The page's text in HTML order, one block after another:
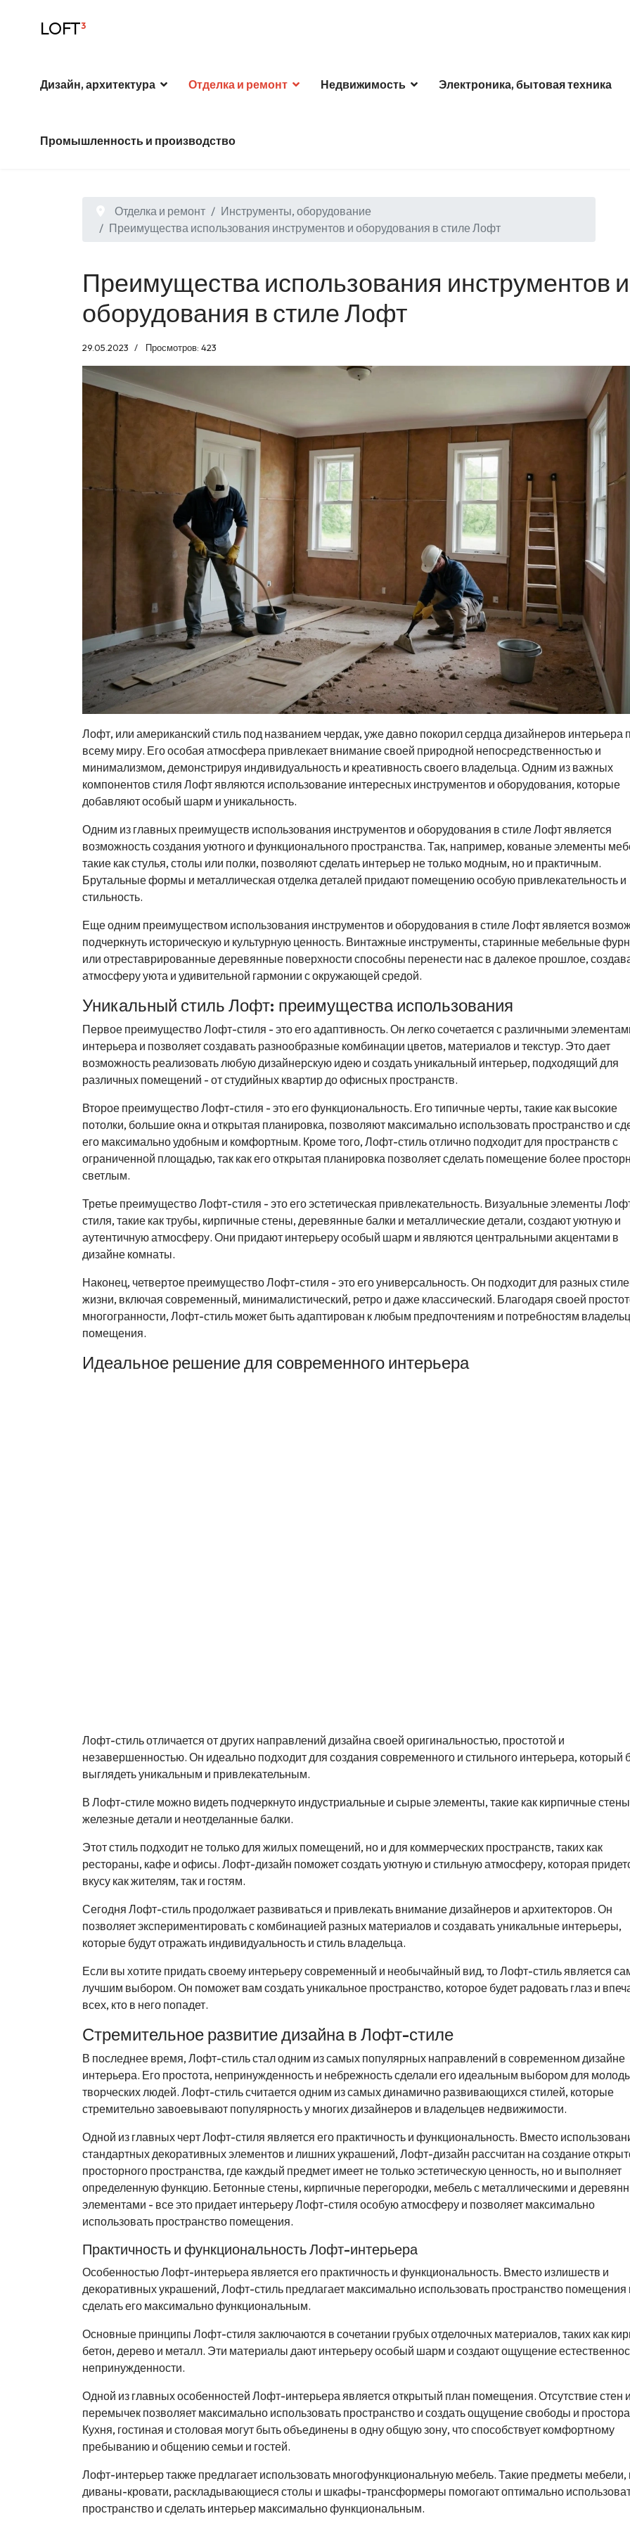
LOFT³
Дизайн, архитектура Отделка и ремонт Недвижимость Электроника, бытовая техника
Промышленность и производство
Отделка и ремонт
Инструменты, оборудование
Преимущества использования инструментов и оборудования в стиле Лофт
Преимущества использования инструментов и
оборудования в стиле Лофт
29.05.2023 Просмотров: 423
Лофт, или американский стиль под названием чердак, уже давно покорил сердца дизайнеров интерьера
всему миру. Его особая атмосфера привлекает внимание своей природной непосредственностью и
минимализмом, демонстрируя индивидуальность и креативность своего владельца. Одним из важных
компонентов стиля Лофт являются использование интересных инструментов и оборудования, которые
добавляют особый шарм и уникальность.
Одним из главных преимуществ использования инструментов и оборудования в стиле Лофт является
возможность создания уютного и функционального пространства. Так, например, кованые элементы
такие как стулья, столы или полки, позволяют сделать интерьер не только модным, но и практичным.
Брутальные формы и металлическая отделка деталей придают помещению особую привлекательность и
стильность.
Еще одним преимуществом использования инструментов и оборудования в стиле Лофт является
подчеркнуть историческую и культурную ценность. Винтажные инструменты, старинные мебельные
или отреставрированные деревянные поверхности способны перенести нас в далекое прошлое,
атмосферу уюта и удивительной гармонии с окружающей средой.
Уникальный стиль Лофт: преимущества использования
Первое преимущество Лофт-стиля - это его адаптивность. Он легко сочетается с различными
интерьера и позволяет создавать разнообразные комбинации цветов, материалов и текстур. Это дает
возможность реализовать любую дизайнерскую идею и создать уникальный интерьер, подходящий для
различных помещений - от студийных квартир до офисных пространств.
Второе преимущество Лофт-стиля - это его функциональность. Его типичные черты, такие как высокие
потолки, большие окна и открытая планировка, позволяют максимально использовать пространство и
его максимально удобным и комфортным. Кроме того, Лофт-стиль отлично подходит для пространств с
ограниченной площадью, так как его открытая планировка позволяет сделать помещение более
светлым.
Третье преимущество Лофт-стиля - это его эстетическая привлекательность. Визуальные элементы
стиля, такие как трубы, кирпичные стены, деревянные балки и металлические детали, создают уютную и
аутентичную атмосферу. Они придают интерьеру особый шарм и являются центральными акцентами в
дизайне комнаты.
Наконец, четвертое преимущество Лофт-стиля - это его универсальность. Он подходит для разных
жизни, включая современный, минималистический, ретро и даже классический. Благодаря своей
многогранности, Лофт-стиль может быть адаптирован к любым предпочтениям и потребностям
помещения.
Идеальное решение для современного интерьера
Лофт-стиль отличается от других направлений дизайна своей оригинальностью, простотой и
незавершенностью. Он идеально подходит для создания современного и стильного интерьера, который
выглядеть уникальным и привлекательным.
В Лофт-стиле можно видеть подчеркнуто индустриальные и сырые элементы, такие как кирпичные
железные детали и неотделанные балки.
Этот стиль подходит не только для жилых помещений, но и для коммерческих пространств, таких как
рестораны, кафе и офисы. Лофт-дизайн поможет создать уютную и стильную атмосферу, которая
вкусу как жителям, так и гостям.
Сегодня Лофт-стиль продолжает развиваться и привлекать внимание дизайнеров и архитекторов. Он
позволяет экспериментировать с комбинацией разных материалов и создавать уникальные интерьеры,
которые будут отражать индивидуальность и стиль владельца.
Если вы хотите придать своему интерьеру современный и необычайный вид, то Лофт-стиль является
лучшим выбором. Он поможет вам создать уникальное пространство, которое будет радовать глаз и
всех, кто в него попадет.
Стремительное развитие дизайна в Лофт-стиле
В последнее время, Лофт-стиль стал одним из самых популярных направлений в современном дизайне
интерьера. Его простота, непринужденность и небрежность сделали его идеальным выбором для
творческих людей. Лофт-стиль считается одним из самых динамично развивающихся стилей, которые
стремительно завоевывают популярность у многих дизайнеров и владельцев недвижимости.
Одной из главных черт Лофт-стиля является его практичность и функциональность. Вместо
стандартных декоративных элементов и лишних украшений, Лофт-дизайн рассчитан на создание
просторного пространства, где каждый предмет имеет не только эстетическую ценность, но и выполняет
определенную функцию. Бетонные стены, кирпичные перегородки, мебель с металлическими и
элементами - все это придает интерьеру Лофт-стиля особую атмосферу и позволяет максимально
использовать пространство помещения.
Практичность и функциональность Лофт-интерьера
Особенностью Лофт-интерьера является его практичность и функциональность. Вместо излишеств и
декоративных украшений, Лофт-стиль предлагает максимально использовать пространство помещения
сделать его максимально функциональным.
Основные принципы Лофт-стиля заключаются в сочетании грубых отделочных материалов, таких как
бетон, дерево и металл. Эти материалы дают интерьеру особый шарм и создают ощущение
непринужденности.
Одной из главных особенностей Лофт-интерьера является открытый план помещения. Отсутствие стен и
перемычек позволяет максимально использовать пространство и создать ощущение свободы и
Кухня, гостиная и столовая могут быть объединены в одну общую зону, что способствует комфортному
пребыванию и общению семьи и гостей.
Лофт-интерьер также предлагает использовать многофункциональную мебель. Такие предметы мебели,
диваны-кровати, раскладывающиеся столы и шкафы-трансформеры помогают оптимально
пространство и сделать интерьер максимально функциональным.